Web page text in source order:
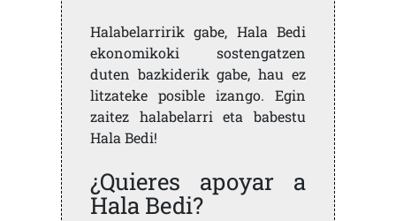
Halabelarririk gabe, Hala Bedi
ekonomikoki sostengatzen
duten bazkiderik gabe, hau ez
litzateke posible izango. Egin
zaitez halabelarri eta babestu
Hala Bedi!
¿Quieres apoyar a
Hala Bedi?